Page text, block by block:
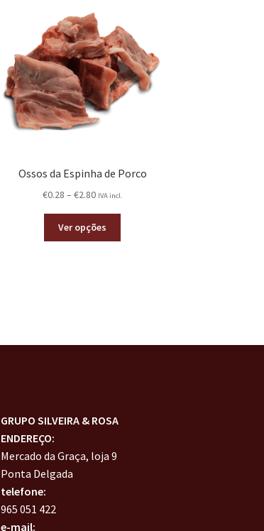
Ossos da Espinha de Porco
€0.28 – €2.80 IVA incl.
Ver opções
GRUPO SILVEIRA & ROSA
ENDEREÇO:
Mercado da Graça, loja 9
Ponta Delgada
telefone:
965 051 422
e-mail: